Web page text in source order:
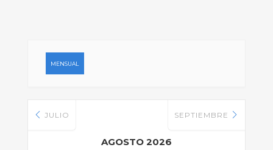
MENSUAL
JULIO
AGOSTO 2026
SEPTIEMBRE